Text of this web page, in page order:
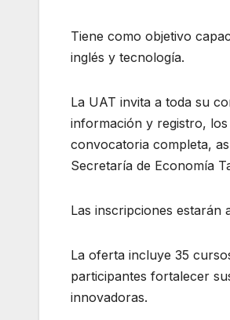
Tiene como objetivo
inglés y tecnología.
La UAT invita a toda su
información y registro,
convocatoria completa,
Secretaría de Economía
Las inscripciones estarán
La oferta incluye 35
participantes fortalecer
innovadoras.